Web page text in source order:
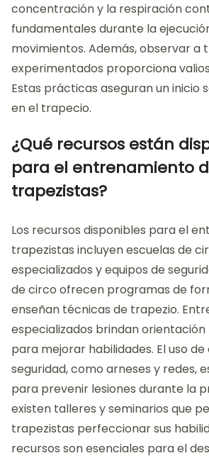
concentración y la respiración
fundamentales durante la
movimientos. Además, observar a
experimentados proporciona
Estas prácticas aseguran un inicio
en el trapecio.
¿Qué recursos están
para el entrenamiento
trapezistas?
Los recursos disponibles para el
trapezistas incluyen escuelas de
especializados y equipos de
de circo ofrecen programas de
enseñan técnicas de trapezio.
especializados brindan
para mejorar habilidades. El uso de
seguridad, como arneses y redes,
para prevenir lesiones durante la
existen talleres y seminarios que
trapezistas perfeccionar sus
recursos son esenciales para el